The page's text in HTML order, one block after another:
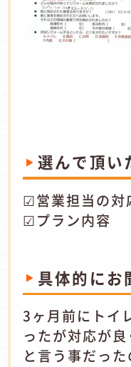
選んで頂い
☑営業担当の対
☑プラン内容
具体的にお
3ヶ月前にトイ
ったが対応が
と言う事だっ